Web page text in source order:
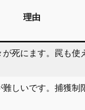
理由
死にます。罠も
しいです。捕獲